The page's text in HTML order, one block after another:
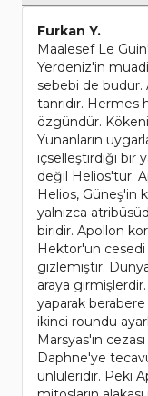
Furkan Y.
Maalesef Le
Yerdeniz'in
sebebi de
tanrıdır. Hermes
özgündür.
Yunanların
içselleştirdiği bir
değil Helios'tur.
Helios, Güneş'in
yalnızca
biridir. Apollon
Hektor'un
gizlemiştir.
araya
yaparak berabere
ikinci roundu
Marsyas'ın
Daphne'ye
ünlüleridir. Peki